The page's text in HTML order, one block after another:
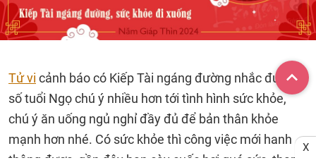
Tử vi cảnh báo có Kiếp Tài ngáng đường nhắc đương
số tuổi Ngọ chú ý nhiều hơn tới tình hình sức khỏe,
chú ý ăn uống ngủ nghỉ đầy đủ để bản thân khỏe
mạnh hơn nhé. Có sức khỏe thì công việc mới hanh
thông được, gần đây bạn cày cuốc hơi quá sức, tham
X